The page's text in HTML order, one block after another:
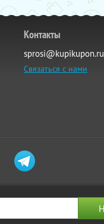
Контакты
sprosi@kupikupon.ru
Связаться с нами